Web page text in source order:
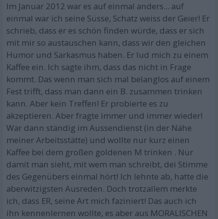
Im Januar 2012 war es auf einmal anders... auf
einmal war ich seine Süsse, Schatz weiss der Geier! Er
schrieb, dass er es schön finden würde, dass er sich
mit mir so austauschen kann, dass wir den gleichen
Humor und Sarkasmus haben. Er lud mich zu einem
Kaffee ein. Ich sagte ihm, dass das nicht in Frage
kommt. Das wenn man sich mal belanglos auf einem
Fest trifft, dass man dann ein B. zusammen trinken
kann. Aber kein Treffen! Er probierte es zu
akzeptieren. Aber fragte immer und immer wieder!
War dann ständig im Aussendienst (in der Nähe
meiner Arbeitsstätte) und wollte nur kurz einen
Kaffee bei dem großen goldenen M trinken . Nur
damit man sieht, mit wem man schreibt, dei Stimme
des Gegenübers einmal hört! Ich lehnte ab, hatte die
aberwitzigsten Ausreden. Doch trotzallem merkte
ich, dass ER, seine Art mich faziniert! Das auch ich
ihn kennenlernen wollte, es aber aus MORALISCHEN